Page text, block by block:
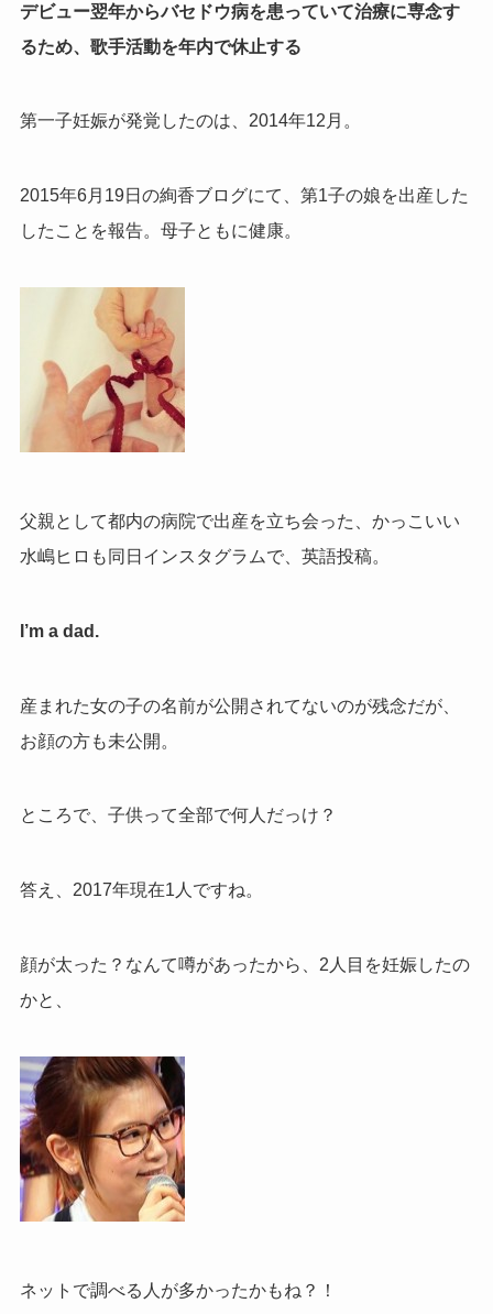
デビュー翌年からバセドウ病を患っていて治療に専念す
るため、歌手活動を年内で休止する
第一子妊娠が発覚したのは、2014年12月。
2015年6月19日の絢香ブログにて、第1子の娘を出産した
したことを報告。母子ともに健康。
父親として都内の病院で出産を立ち会った、かっこいい
水嶋ヒロも同日インスタグラムで、英語投稿。
I’m a dad.
産まれた女の子の名前が公開されてないのが残念だが、
お顔の方も未公開。
ところで、子供って全部で何人だっけ？
答え、2017年現在1人ですね。
顔が太った？なんて噂があったから、2人目を妊娠したの
かと、
ネットで調べる人が多かったかもね？！